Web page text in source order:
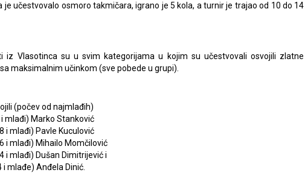
je učestvovalo osmoro takmičara, igrano je 5 kola, a turnir je trajao od 10 do 14
iz Vlasotinca su u svim kategorijama u kojim su učestvovali osvojili zlatne
maksimalnim učinkom (sve pobede u grupi).
(počev od najmlađih)
i mlađi) Marko Stanković
i mlađi) Pavle Kuculović
i mlađi) Mihailo Momčilović
i mlađi) Dušan Dimitrijević i
i mlađe) Anđela Dinić.